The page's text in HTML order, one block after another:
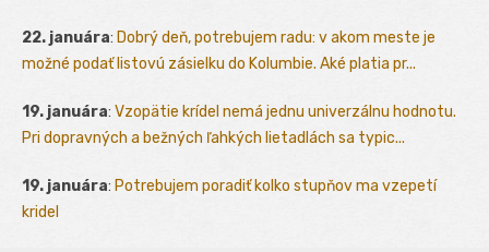
22. januára: Dobrý deň, potrebujem radu: v akom meste je
možné podať listovú zásielku do Kolumbie. Aké platia pr...
19. januára: Vzopätie krídel nemá jednu univerzálnu hodnotu.
Pri dopravných a bežných ľahkých lietadlách sa typic...
19. januára: Potrebujem poradiť kolko stupňov ma vzepetí
kridel